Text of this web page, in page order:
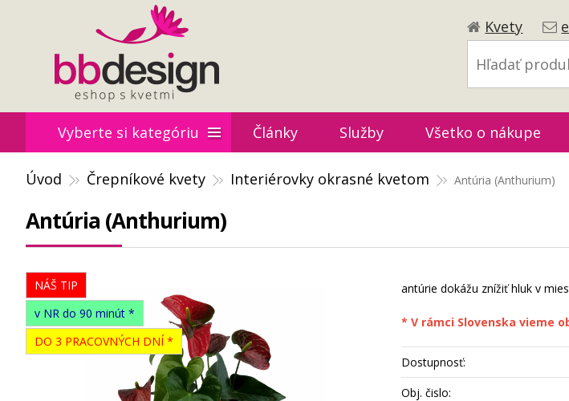
Kvety
Úvod Črepníkové kvety Interiérovky okrasné kvetom Antúria (Anthurium)
Antúria (Anthurium)
NÁŠ TIP
v NR do 90 minút *
DO 3 PRACOVNÝCH DNÍ *
antúrie dokážu znížiť hluk v
* V rámci Slovenska vieme
Dostupnosť:
Obj. čislo:
Vyberte si kategóriu Články Služby Všetko o nákupe